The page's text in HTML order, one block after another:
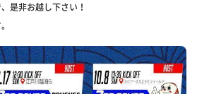
是非お越し下さい！